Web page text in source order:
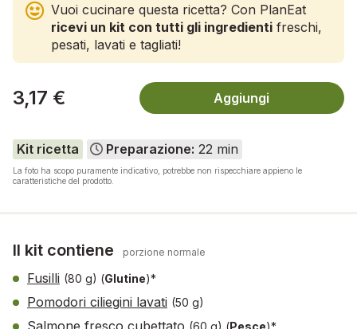
Vuoi cucinare questa ricetta? Con PlanEat
ricevi un kit con tutti gli ingredienti freschi,
pesati, lavati e tagliati!
3,17 € Aggiungi
Kit ricetta Preparazione: 22 min
La foto ha scopo puramente indicativo, potrebbe non rispecchiare appieno le
caratteristiche del prodotto.
Il kit contiene porzione normale
Fusilli (80 g) (Glutine)*
Pomodori ciliegini lavati (50 g)
Salmone fresco cubettato (60 g) (Pesce)*